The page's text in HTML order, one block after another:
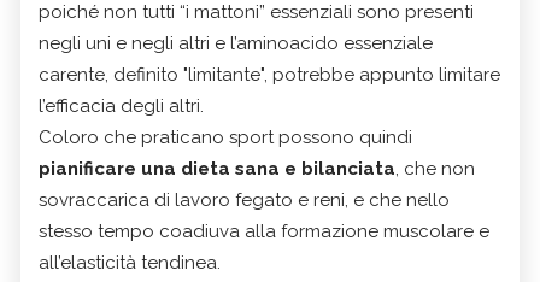
poiché non tutti “i mattoni” essenziali sono presenti
negli uni e negli altri e l’aminoacido essenziale
carente, definito "limitante", potrebbe appunto limitare
l’efficacia degli altri.
Coloro che praticano sport possono quindi
pianificare una dieta sana e bilanciata, che non
sovraccarica di lavoro fegato e reni, e che nello
stesso tempo coadiuva alla formazione muscolare e
all’elasticità tendinea.